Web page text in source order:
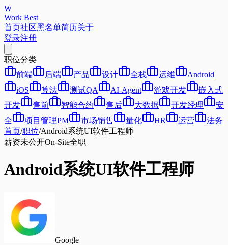
W
Work Best
首页社区黑名单简历关于
登录注册
职位分类
前端
后端 产品 设计 全栈 运维
Android
iOS
算法 测试QA AI-Agent 游戏开发
嵌入式
开发
售前 智能合约 售后 大数据 开发经理
安
全
项目管理PM 市场销售 量化 HR 运营
法务
首页/职位/Android系统UI软件工程师
薪资未公开On-Site全职
Android系统UI软件工程师
Google